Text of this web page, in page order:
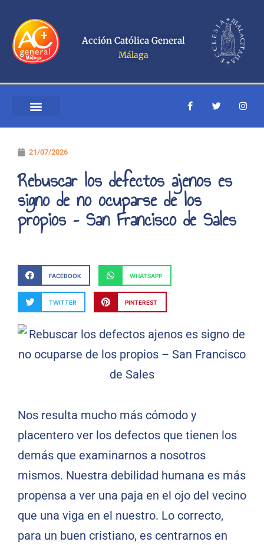
contenido
Acción Católica General
Málaga
F
a
e
f
T
w
t
I
n
t
21/07/2026
Rebuscar los defectos ajenos es
signo de no ocuparse de los
propios – San Francisco de Sales
FACEBOOK WHATSAPP
TWITTER PINTEREST
Nos resulta mucho más cómodo y
placentero ver los defectos que tienen los
demás que examinarnos a nosotros
mismos. Nuestra debilidad humana es más
propensa a ver una paja en el ojo del vecino
que una viga en el nuestro. Lo correcto,
para un buen cristiano, es centrarnos en